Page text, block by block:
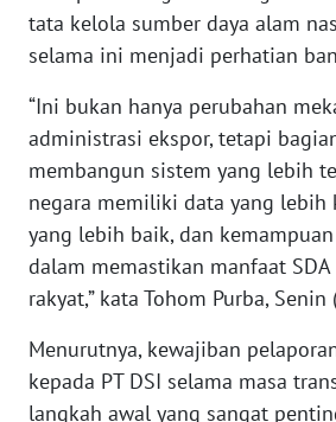
yang menempatkan PT DSI
merupakan bagian dari agenda
selama ini menjadi perhatian
“Ini bukan hanya perubahan
administrasi ekspor, tetapi
membangun sistem yang lebih
negara memiliki data yang lebih
yang lebih baik, dan kemampuan
rakyat,” kata Tohom Purba,
Menurutnya, kewajiban
PEDOMAN
SIBER
REDAKSI
DISCLAIMER
Wahana
News
Regional